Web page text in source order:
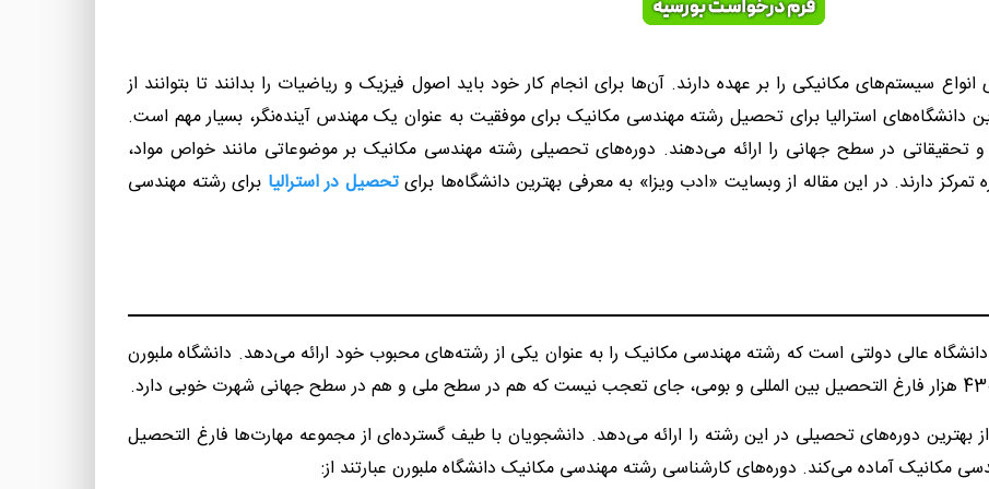
سیستم‌های مکانیکی را بر عهده دارند. آن‌ها برای انجام کار خود باید اصول فیزیک و ریاضیات را بدانند تا بتوانند از
استرالیا برای تحصیل رشته مهندسی مکانیک برای موفقیت به عنوان یک مهندس آینده‌نگر، بسیار مهم است.
و تحقیقاتی در سطح جهانی را ارائه می‌دهند. دوره‌های تحصیلی رشته مهندسی مکانیک بر موضوعاتی مانند خواص مواد،
تمرکز دارند. در این مقاله از وبسایت «ادب ویزا» به معرفی بهترین دانشگاه‌ها برایتحصیل در استرالیا برای رشته مهندسی
سال 1853 تاسیس شد یک دانشگاه عالی دولتی است که رشته مهندسی مکانیک را به عنوان یکی از رشته‌های محبوب خود ارائه می‌دهد. دانشگاه ملبورن
بهترین دوره‌های تحصیلی در این رشته را ارائه می‌دهد. دانشجویان با طیف گسترده‌ای از مجموعه مهارت‌ها فارغ التحصیل
مکانیک آماده می‌کند. دوره‌های کارشناسی رشته مهندسی مکانیک دانشگاه ملبورن عبارتند از: